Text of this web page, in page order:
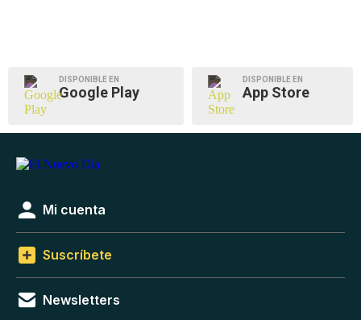
DISPONIBLE EN
Google Play
DISPONIBLE EN
App Store
Mi cuenta
Suscríbete
Newsletters